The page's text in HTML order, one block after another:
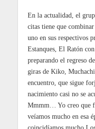
En la actualidad, el
citas tiene que combinar
uno en sus respectivos
Estanques, El Ratón
preparando el regreso
giras de Kiko,
encuentro, que sigue
nacimiento casi no se
Mmmm… Yo creo que
veíamos mucho en esa